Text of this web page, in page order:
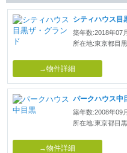
築年数:2018年07
所在地:東京都目
→物件詳細
パークハウス中
築年数:2008年09
所在地:東京都目
→物件詳細